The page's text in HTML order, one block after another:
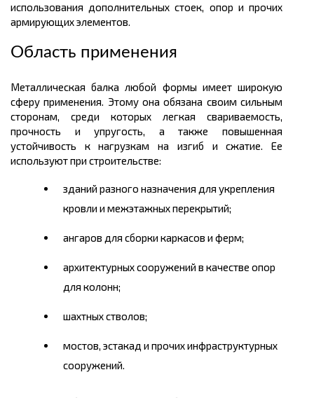
использования дополнительных стоек, опор и прочих
армирующих элементов.
Область применения
Металлическая балка любой формы имеет широкую
сферу применения. Этому она обязана своим сильным
сторонам, среди которых легкая свариваемость,
прочность и упругость, а также повышенная
устойчивость к нагрузкам на изгиб и сжатие. Ее
используют при строительстве:
зданий разного назначения для укрепления
кровли и межэтажных перекрытий;
ангаров для сборки каркасов и ферм;
архитектурных сооружений в качестве опор
для колонн;
шахтных стволов;
мостов, эстакад и прочих инфраструктурных
сооружений.